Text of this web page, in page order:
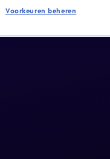
Voorkeuren beheren